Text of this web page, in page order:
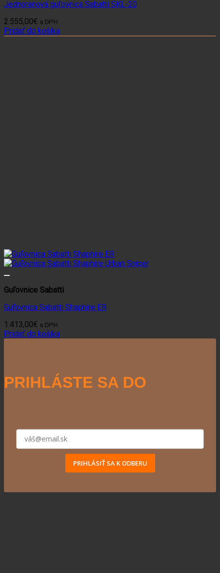
Jednoranová guľovnica Sabatti SKL-20
2.555,00€ s DPH
Pridať do košíka
Guľovnice Sabatti
Guľovnica Sabatti Shaphire ER
1.413,00€ s DPH
Pridať do košíka
PRIHLÁSTE SA DO
PRIHLÁSIŤ SA K ODBERU